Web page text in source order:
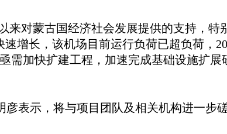
来对蒙古国经济社会发展提供的支持，特
增长，该机场目前运行负荷已超负荷，
需加快扩建工程，加速完成基础设施扩展
彦表示，将与项目团队及相关机构进一步